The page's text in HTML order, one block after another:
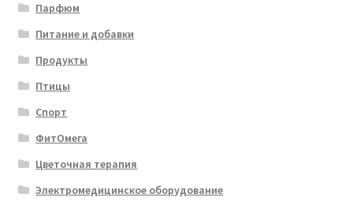
Парфюм
Питание и добавки
Продукты
Птицы
Спорт
ФитОмега
Цветочная терапия
Электромедицинское оборудование